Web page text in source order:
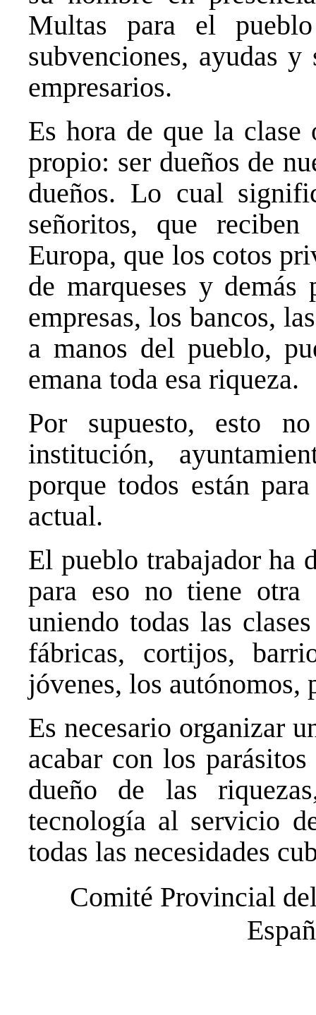
Multas para el
subvenciones, ayudas
empresarios.
Es hora de que la
propio: ser dueños de
dueños. Lo cual
señoritos, que
Europa, que los cotos
de marqueses y
empresas, los bancos,
a manos del pueblo,
emana toda esa riqueza.
Por supuesto, esto
institución,
porque todos están
actual.
El pueblo trabajador ha
para eso no tiene otra
uniendo todas las
fábricas, cortijos,
jóvenes, los autónomos,
Es necesario organizar
acabar con los
dueño de las
tecnología al servicio
todas las necesidades
Comité Provincial